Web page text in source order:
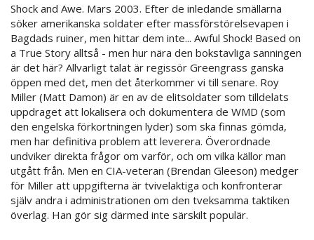
Shock and Awe. Mars 2003. Efter de inledande smällarna
söker amerikanska soldater efter massförstörelsevapen i
Bagdads ruiner, men hittar dem inte... Awful Shock! Based on
a True Story alltså - men hur nära den bokstavliga sanningen
är det här? Allvarligt talat är regissör Greengrass ganska
öppen med det, men det återkommer vi till senare. Roy
Miller (Matt Damon) är en av de elitsoldater som tilldelats
uppdraget att lokalisera och dokumentera de WMD (som
den engelska förkortningen lyder) som ska finnas gömda,
men har definitiva problem att leverera. Överordnade
undviker direkta frågor om varför, och om vilka källor man
utgått från. Men en CIA-veteran (Brendan Gleeson) medger
för Miller att uppgifterna är tvivelaktiga och konfronterar
själv andra i administrationen om den tveksamma taktiken
överlag. Han gör sig därmed inte särskilt populär.